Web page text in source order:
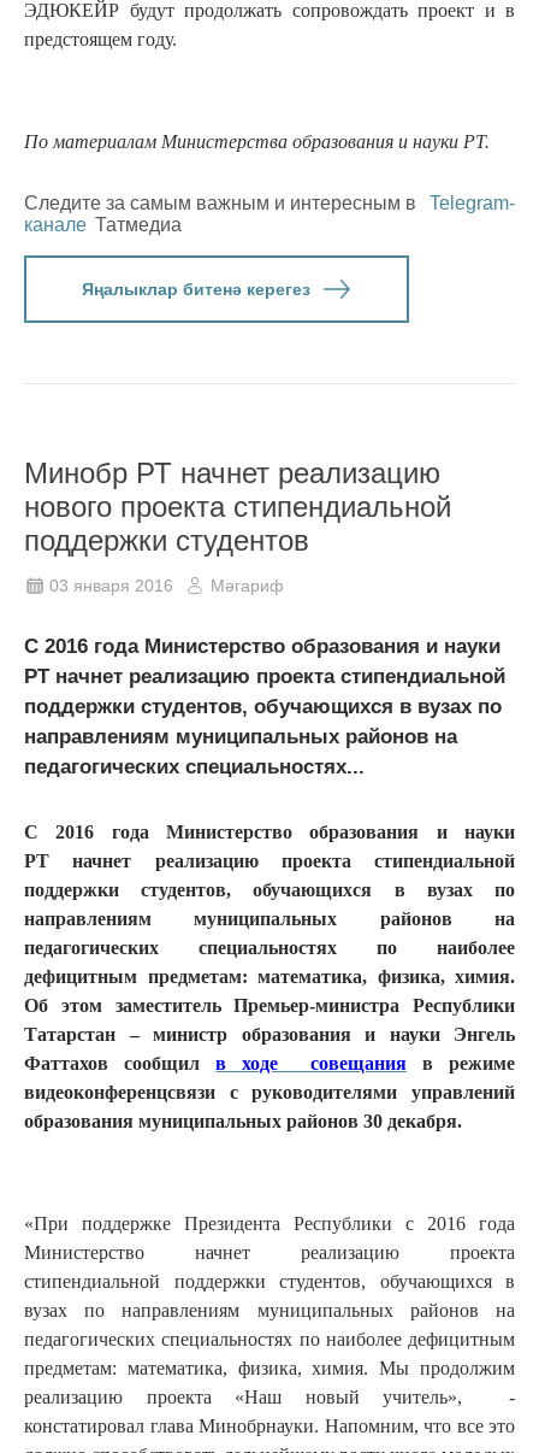
ЭДЮКЕЙР будут продолжать сопровождать проект и в
предстоящем году.
По материалам Министерства образования и науки РТ.
Следите за самым важным и интересным в
Telegram-
канале Татмедиа
Яңалыклар битенә керегез
Минобр РТ начнет реализацию
нового проекта стипендиальной
поддержки студентов
03 января 2016 Мәгариф
С 2016 года Министерство образования и науки
РТ начнет реализацию проекта стипендиальной
поддержки студентов, обучающихся в вузах по
направлениям муниципальных районов на
педагогических специальностях...
С 2016 года Министерство образования и науки
РТ начнет реализацию проекта стипендиальной
поддержки студентов, обучающихся в вузах по
направлениям муниципальных районов на
педагогических специальностях по наиболее
дефицитным предметам: математика, физика, химия.
Об этом заместитель Премьер-министра Республики
Татарстан – министр образования и науки Энгель
Фаттахов сообщилв ходе совещанияв режиме
видеоконференцсвязи с руководителями управлений
образования муниципальных районов 30 декабря.
«При поддержке Президента Республики с 2016 года
Министерство начнет реализацию проекта
стипендиальной поддержки студентов, обучающихся в
вузах по направлениям муниципальных районов на
педагогических специальностях по наиболее дефицитным
предметам: математика, физика, химия. Мы продолжим
реализацию проекта «Наш новый учитель», -
констатировал глава Минобрнауки. Напомним, что все это